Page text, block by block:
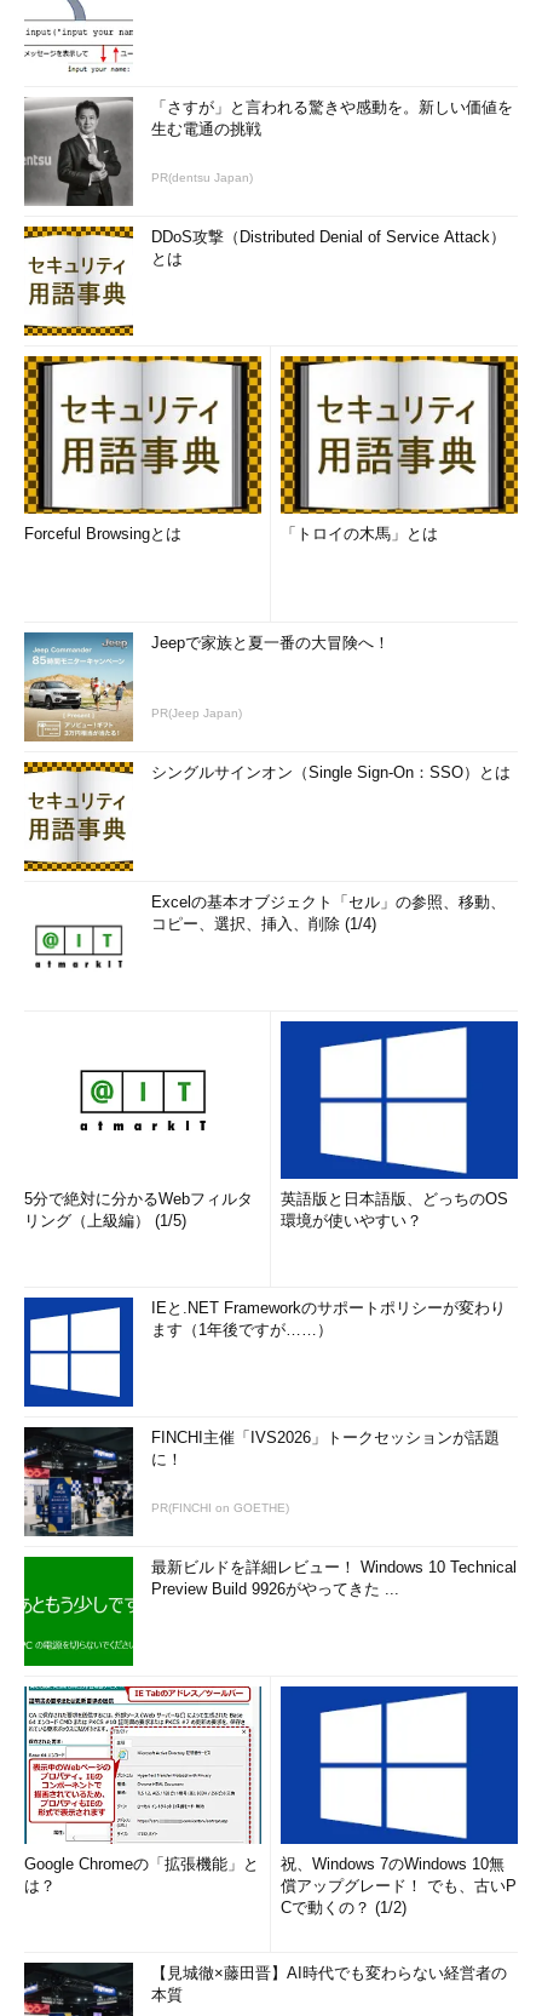
この両方を混載してワンチップ化するのはそもそも難しい。スタ
ックド・パッケージ化するのは当然の帰結だ。
ジックとDRAMなどという組み合わせでは、ワンチップ化も可能
である。ワンチップにするかスタックド・パッケージにするか
は、微妙な選択となる。ロジック製品でありながら、スタック
ド・パッケージ化したいという場合は、ロジックに複数種類のメ
モリを重ねるような集積が多くなる。比較的安いメモリを2～3
個重ねているうちは、結線やパッケージの問題で収量が悪くても
損害は小さいが、これにマイクロプロセッサといった価格の高い
と準備がないと踏み出せないのである。
スタックド・パッケージで指先に載る製品が生まれる？
スタックド・パッケージ自体には、メーカーやパッケージ形状
によって何種類もの構造がある。一般的なのは、大きいICチップ
から小さいICチップへと順番に重ねていき、それぞれのICチップ
の四辺にあるボンディング・パッド（結線用のエリア）にワイヤ
接続し、2個目は上向きに実装してこちらはワイヤー・ボンディ
ングを行うという方法、フレキシブルな基板にチップを接続して
おいて基板を折り畳んで重ねる方法など、多種多様である。いず
れにせよ、携帯電話などでは超薄にしないとならないので、接続
が使われる。
異なる製造プロセスで作られたICチップを重ねられるというス
タックド・パッケージの利点は、ビジネス的にも面白い局面を作
いうビジネス形態である。それぞれ半導体会社によって得手不得
手があるから、各社得意のものをかき集めて重ねて、見掛け上1
個の製品にするということができる。とても面白く、可能性もあ
う必要があるため、組み合わせるICチップを揃えるのがなかなか
難しい。また、パッケージが小さいだけに放熱も問題で、携帯電
話向けチップのように消費電力が小さなものはできるが、PC向
けICチップとなると当面は不可能だ。
パッケージ・ベンダのTesseraが開発し
たスタックド・パッケージの一種。配線
済みのテープ基板にチップを実装し、そ
ものだ。
近頃では、5段スタックといったものも現れており、そろそろ
単純なスタックド・パッケージでは携帯電話の集積度向上には不
十分になってきそうである。そこで、各社はパッケージの上にさ
らにパッケージを重ねるという形の「パッケージ・オン・パッケ
ージ」といった製品もラインアップして始めている。これなどは
昔のDIPメモリを重ねていたのと同じ発想である。もちろん、今
回の場合は、重ねたパッケージ自体もICチップをスタックド・パ
ッケージ化しているものだ。ICの集積度アップに加え、このよう
な実装技術でも加速が加わり、真の意味で指先に載る応用製品が
現れるのもそう遠くなさそうである。
■関連記事
第25回 DRAMの覇者Micronの次の一手
■関連リンク
PXA261とPXA262の製品情報ページ［英語］（Intel）
筆者紹介
「さすが」と言われる驚きや感動を。新しい価値を
生む電通の挑戦
PR(dentsu Japan)
DDoS攻撃（Distributed Denial of Service Attack）
とは
Forceful Browsingとは 「トロイの木馬」とは
Jeepで家族と夏一番の大冒険へ！
PR(Jeep Japan)
シングルサインオン（Single Sign-On：SSO）とは
Excelの基本オブジェクト「セル」の参照、移動、
コピー、選択、挿入、削除 (1/4)
5分で絶対に分かるWebフィルタ
リング（上級編） (1/5)
英語版と日本語版、どっちのOS
環境が使いやすい？
IEと.NET Frameworkのサポートポリシーが変わり
ます（1年後ですが……）
FINCHI主催「IVS2026」トークセッションが話題
に！
PR(FINCHI on GOETHE)
最新ビルドを詳細レビュー！ Windows 10 Technical
Preview Build 9926がやってきた ...
Google Chromeの「拡張機能」と
は？
祝、Windows 7のWindows 10無
償アップグレード！ でも、古いP
Cで動くの？ (1/2)
【見城徹×藤田晋】AI時代でも変わらない経営者の
本質